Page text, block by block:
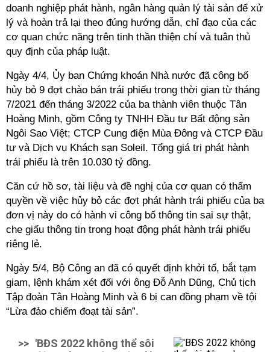
doanh nghiệp phát hành, ngân hàng quản lý tài sản để xử
lý và hoàn trả lại theo đúng hướng dẫn, chỉ đạo của các
cơ quan chức năng trên tinh thần thiện chí và tuân thủ
quy định của pháp luật.
Ngày 4/4, Ủy ban Chứng khoán Nhà nước đã công bố
hủy bỏ 9 đợt chào bán trái phiếu trong thời gian từ tháng
7/2021 đến tháng 3/2022 của ba thành viên thuộc Tân
Hoàng Minh, gồm Công ty TNHH Đầu tư Bất động sản
Ngôi Sao Việt; CTCP Cung điện Mùa Đông và CTCP Đầu
tư và Dịch vụ Khách sạn Soleil. Tổng giá trị phát hành
trái phiếu là trên 10.030 tỷ đồng.
Căn cứ hồ sơ, tài liệu và đề nghị của cơ quan có thẩm
quyền về việc hủy bỏ các đợt phát hành trái phiếu của ba
đơn vị này do có hành vi công bố thông tin sai sự thật,
che giấu thông tin trong hoạt động phát hành trái phiếu
riêng lẻ.
Ngày 5/4, Bộ Công an đã có quyết định khởi tố, bắt tạm
giam, lệnh khám xét đối với ông Đỗ Anh Dũng, Chủ tịch
Tập đoàn Tân Hoàng Minh và 6 bị can đồng phạm về tội
“Lừa đảo chiếm đoạt tài sản”.
>> 'BĐS 2022 không thể sôi